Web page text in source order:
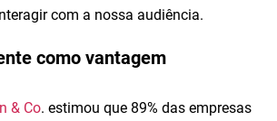
com a nossa audiência.
como vantagem
& Co. estimou que 89% das empresas